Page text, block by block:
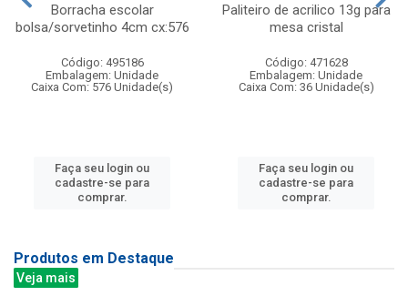
Borracha escolar
bolsa/sorvetinho 4cm cx:576
Código: 495186
Embalagem: Unidade
Caixa Com: 576 Unidade(s)
Faça seu login ou
cadastre-se para
comprar.
Paliteiro de acrilico 13g para
mesa cristal
Código: 471628
Embalagem: Unidade
Caixa Com: 36 Unidade(s)
Faça seu login ou
cadastre-se para
comprar.
Produtos em Destaque
Veja mais